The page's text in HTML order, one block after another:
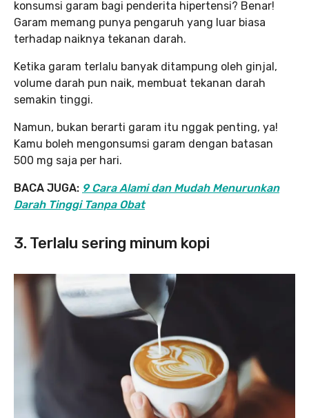
konsumsi garam bagi penderita hipertensi? Benar!
Garam memang punya pengaruh yang luar biasa
terhadap naiknya tekanan darah.
Ketika garam terlalu banyak ditampung oleh ginjal,
volume darah pun naik, membuat tekanan darah
semakin tinggi.
Namun, bukan berarti garam itu nggak penting, ya!
Kamu boleh mengonsumsi garam dengan batasan
500 mg saja per hari.
BACA JUGA: 9 Cara Alami dan Mudah Menurunkan
Darah Tinggi Tanpa Obat
3. Terlalu sering minum kopi